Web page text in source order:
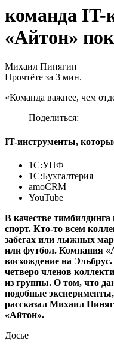
команда IT-
«Айтон»
Михаил Пинягин
Прочтёте за 3 мин.
«Команда важнее, чем
Поделиться:
IT-инструменты,
1С:УНФ
1С:Бухгалтерия
amoCRM
YouTube
В качестве
спорт. Кто-то всем
забегах или лыжных
или футбол. Компания
восхождение на
четверо членов
из группы. О том, что
подобные
рассказал Михаил
«Айтон».
Досье